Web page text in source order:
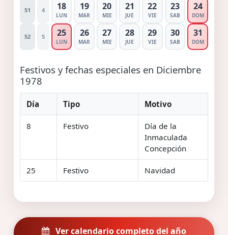
51 4 18
LUN
19
MAR
20
MIE
21
JUE
22
VIE
23
SAB
24
DOM
52 5 25
LUN
26
MAR
27
MIE
28
JUE
29
VIE
30
SAB
31
DOM
Festivos y fechas especiales en Diciembre
1978
Día Tipo Motivo
8 Festivo
Día de la
Inmaculada
Concepción
25 Festivo Navidad
Ver calendario completo del año